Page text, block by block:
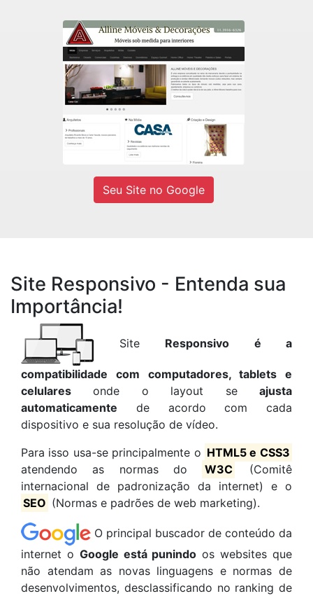
Alline Móveis
Fábrica de móveis sob medidas e
Decorações residencial e comercial.
Ver site
Seu Site no Google
Site Responsivo - Entenda sua
Importância!
Site Responsivo é a
compatibilidade com computadores, tablets e
celulares onde o layout se ajusta
automaticamente de acordo com cada
dispositivo e sua resolução de vídeo.
Para isso usa-se principalmente o HTML5 e CSS3
atendendo as normas do
W3C
(Comitê
internacional de padronização da internet) e o
SEO (Normas e padrões de web marketing).
O principal buscador de conteúdo da
internet o Google está punindo os websites que
não atendam as novas linguagens e normas de
desenvolvimentos, desclassificando no ranking de